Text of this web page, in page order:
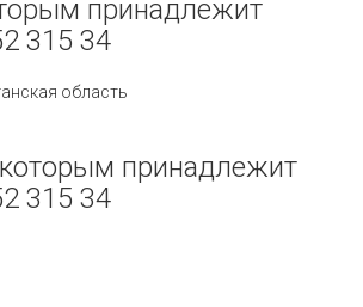
принадлежит
315 34
область
принадлежит
315 34